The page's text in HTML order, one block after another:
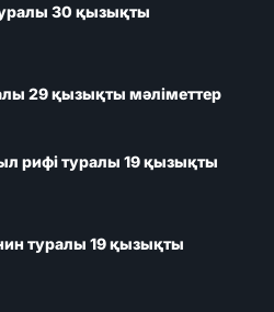
30 қызықты
29 қызықты мәліметтер
рифі туралы 19 қызықты
туралы 19 қызықты